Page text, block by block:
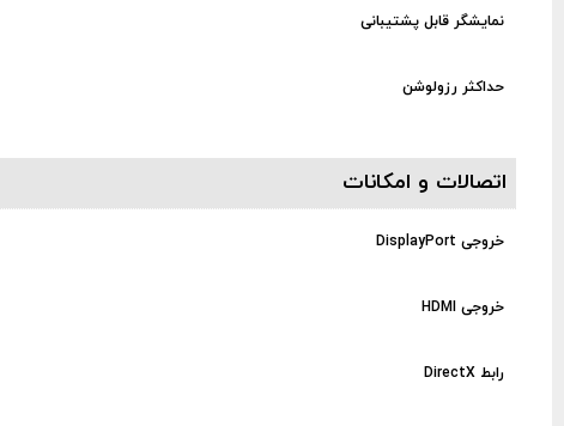
نمایشگر قابل پشتیبانی
حداکثر رزولوشن
اتصالات و امکانات
خروجی DisplayPort
خروجی HDMI
رابط DirectX